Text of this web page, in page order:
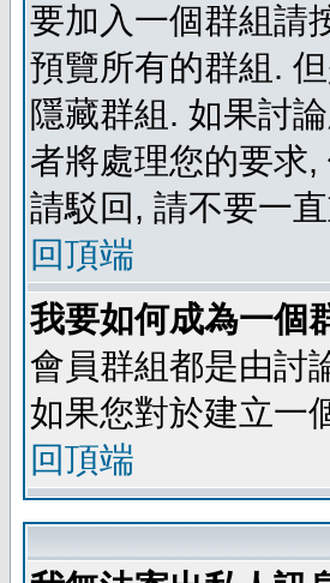
要加入一個群組請
預覽所有的群組.
隱藏群組. 如果討
者將處理您的要求
請駁回, 請不要一
回頂端
我要如何成為一個
會員群組都是由討
如果您對於建立一
回頂端